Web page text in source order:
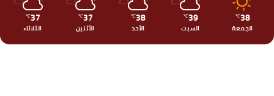
38
℃
الجمعة
39
℃
السبت
38
℃
الأحد
37
℃
الأثنين
37
℃
الثلاثاء